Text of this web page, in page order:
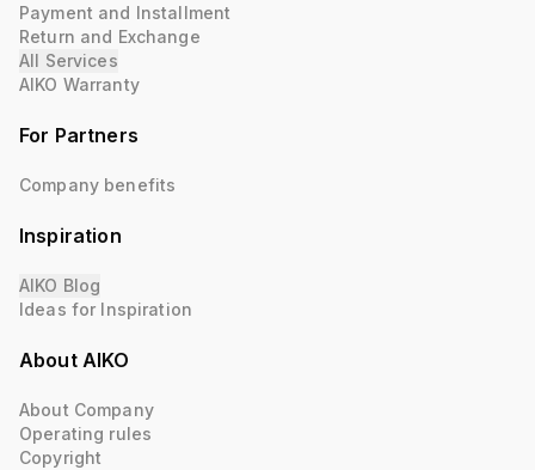
Payment and Installment
Return and Exchange
All Services
AIKO Warranty
For Partners
Company benefits
Inspiration
AIKO Blog
Ideas for Inspiration
About AIKO
About Company
Operating rules
Copyright